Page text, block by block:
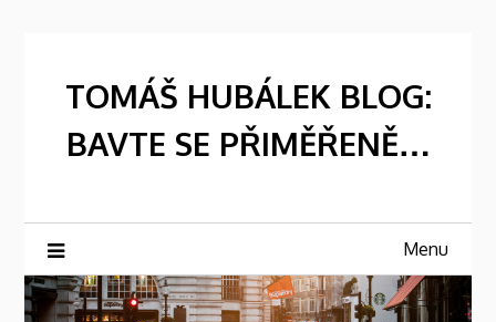
TOMÁŠ HUBÁLEK BLOG:
BAVTE SE PŘIMĚŘENĚ…
Menu